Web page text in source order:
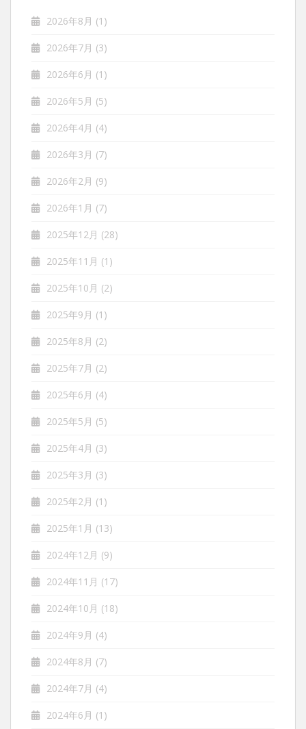
2026年8月 (1)
2026年7月 (3)
2026年6月 (1)
2026年5月 (5)
2026年4月 (4)
2026年3月 (7)
2026年2月 (9)
2026年1月 (7)
2025年12月 (28)
2025年11月 (1)
2025年10月 (2)
2025年9月 (1)
2025年8月 (2)
2025年7月 (2)
2025年6月 (4)
2025年5月 (5)
2025年4月 (3)
2025年3月 (3)
2025年2月 (1)
2025年1月 (13)
2024年12月 (9)
2024年11月 (17)
2024年10月 (18)
2024年9月 (4)
2024年8月 (7)
2024年7月 (4)
2024年6月 (1)